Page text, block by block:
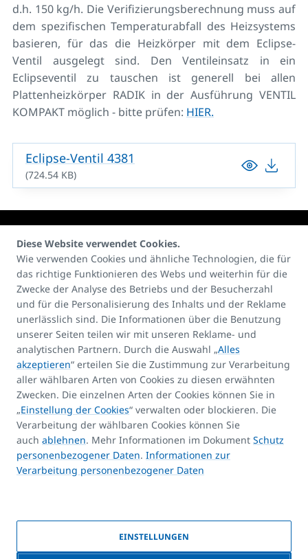
d.h. 150 kg/h. Die Verifizierungsberechnung muss auf
dem spezifischen Temperaturabfall des Heizsystems
basieren, für das die Heizkörper mit dem Eclipse-
Ventil ausgelegt sind. Den Ventileinsatz in ein
Eclipseventil zu tauschen ist generell bei allen
Plattenheizkörper RADIK in der Ausführung VENTIL
KOMPAKT möglich - bitte prüfen: HIER.
Eclipse-Ventil 4381
(724.54 KB)
Kontakte:
E-mail
info@korado.at
Produkt-Assistent
FAQ
Kontakte
Urheberrechte
© 2026 KORADO | Erstellt von der FirmaBlueGhost|Cookie-Richtlinie
Diese Website verwendet Cookies.
Wie verwenden Cookies und ähnliche Technologien, die für
das richtige Funktionieren des Webs und weiterhin für die
Zwecke der Analyse des Betriebs und der Besucherzahl
und für die Personalisierung des Inhalts und der Reklame
unerlässlich sind. Die Informationen über die Benutzung
unserer Seiten teilen wir mit unseren Reklame- und
analytischen Partnern. Durch die Auswahl „Alles
akzeptieren“ erteilen Sie die Zustimmung zur Verarbeitung
aller wählbaren Arten von Cookies zu diesen erwähnten
Zwecken. Die einzelnen Arten der Cookies können Sie in
„Einstellung der Cookies“ verwalten oder blockieren. Die
Verarbeitung der wählbaren Cookies können Sie
auch ablehnen. Mehr Informationen im Dokument Schutz
personenbezogener Daten. Informationen zur
Verarbeitung personenbezogener Daten
EINSTELLUNGEN